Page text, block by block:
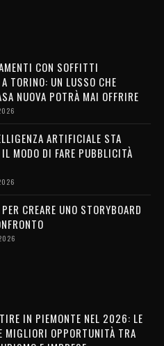
CON SOFFITTI
TORINO: UN LUSSO CHE
NUOVA POTRÀ MAI OFFRIRE
ARTIFICIALE STA
MODO DI FARE PUBBLICITÀ
CREARE UNO STORYBOARD
IN PIEMONTE NEL 2026: LE
MIGLIORI OPPORTUNITÀ TRA